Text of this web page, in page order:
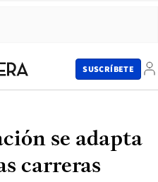
SUSCRÍBETE
se adapta
carreras